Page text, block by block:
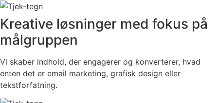
Kreative løsninger med fokus på
målgruppen
Vi skaber indhold, der engagerer og konverterer, hvad
enten det er email marketing, grafisk design eller
tekstforfatning.